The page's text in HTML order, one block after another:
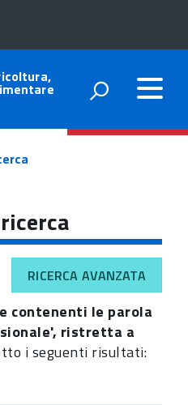
RICERCA AVANZATA
contenenti le parola
ristretta a
i seguenti risultati: